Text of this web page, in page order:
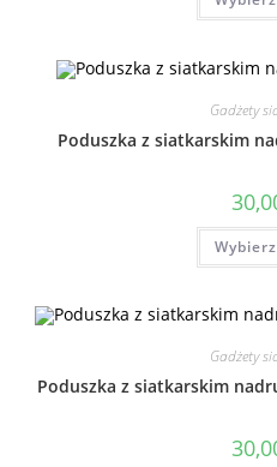
Gadżety
Poduszka z siatkarskim
Gadżety
Poduszka z siatkarskim